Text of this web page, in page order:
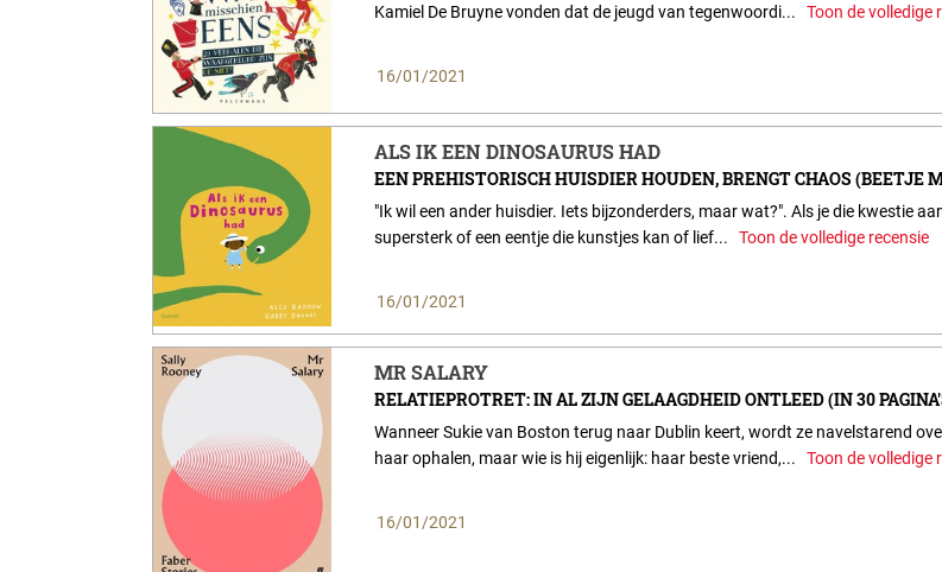
Kamiel De Bruyne vonden dat de jeugd van tegenwoordi...
Toon de volledige
16/01/2021
ALS IK EEN DINOSAURUS HAD
EEN PREHISTORISCH HUISDIER HOUDEN, BRENGT CHAOS (BEETJE
"Ik wil een ander huisdier. Iets bijzonderders, maar wat?". Als je die kwestie
supersterk of een eentje die kunstjes kan of lief...
Toon de volledige recensie
16/01/2021
MR SALARY
RELATIEPROTRET: IN AL ZIJN GELAAGDHEID ONTLEED (IN 30
Wanneer Sukie van Boston terug naar Dublin keert, wordt ze navelstarend
haar ophalen, maar wie is hij eigenlijk: haar beste vriend,...
Toon de volledige
16/01/2021